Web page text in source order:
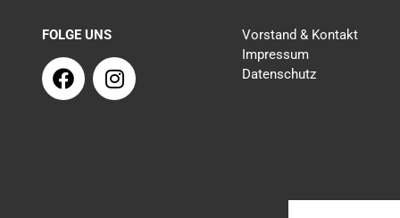
FOLGE UNS
F
a
I
n
Vorstand & Kontakt
Impressum
Datenschutz